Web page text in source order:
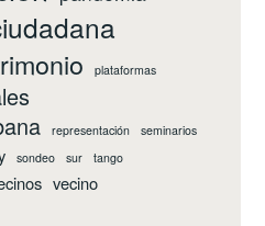
plataformas
representación seminarios
sondeo sur tango
vecino